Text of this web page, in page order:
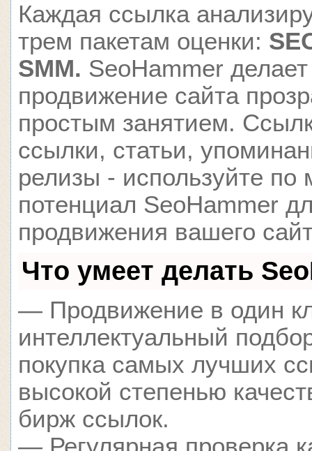
Каждая ссылка
трем пакетам оценки:
SMM. SeoHammer делает
продвижение сайта
простым занятием.
ссылки, статьи,
релизы - используйте по
потенциал SeoHammer
продвижения вашего
Что умеет делать
— Продвижение в один
интеллектуальный
покупка самых лучших
высокой степенью
бирж ссылок.